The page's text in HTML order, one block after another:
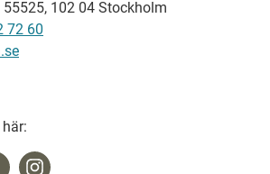
55525, 102 04 Stockholm
72 60